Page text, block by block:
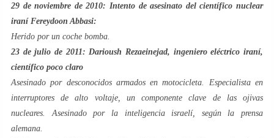
29 de noviembre de 2010: Intento de asesinato del científico nuclear
iraní Fereydoon Abbasi:
Herido por un coche bomba.
23 de julio de 2011: Darioush Rezaeinejad, ingeniero eléctrico iraní,
científico poco claro
Asesinado por desconocidos armados en motocicleta. Especialista en
interruptores de alto voltaje, un componente clave de las ojivas
nucleares. Asesinado por la inteligencia israelí, según la prensa
alemana.